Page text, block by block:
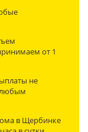
от 1
не
любым
в Щербинке